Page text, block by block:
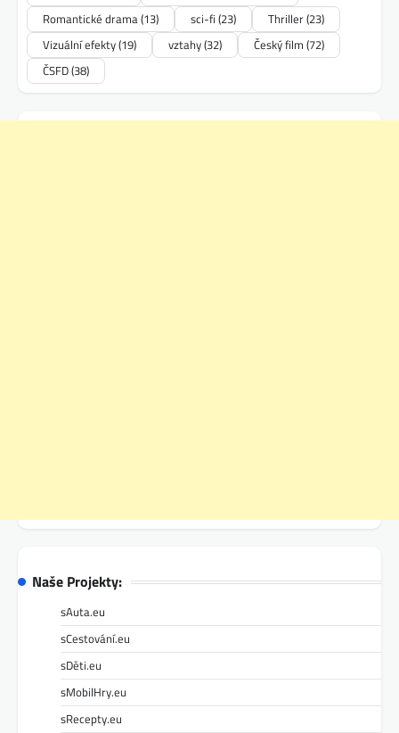
Romantické drama(13) sci-fi (23) Thriller(23)
Vizuální efekty(19) vztahy(32) Český film (72)
ČSFD(38)
Naše Projekty:
sAuta.eu
sCestování.eu
sDěti.eu
sMobilHry.eu
sRecepty.eu